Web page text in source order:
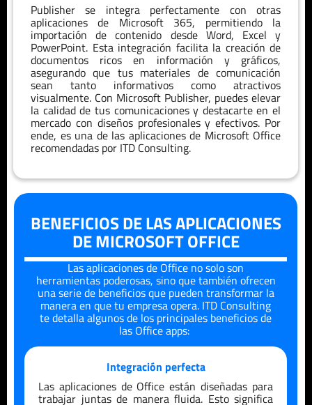
Publisher se integra perfectamente con otras
aplicaciones de Microsoft 365, permitiendo la
importación de contenido desde Word, Excel y
PowerPoint. Esta integración facilita la creación de
documentos ricos en información y gráficos,
asegurando que tus materiales de comunicación
sean tanto informativos como atractivos
visualmente. Con Microsoft Publisher, puedes elevar
la calidad de tus comunicaciones y destacarte en el
mercado con diseños profesionales y efectivos. Por
ende, es una de las aplicaciones de Microsoft Office
recomendadas por ITD Consulting.
BENEFICIOS DE LAS APLICACIONES
DE MICROSOFT OFFICE
Las aplicaciones de Office no solo son
herramientas poderosas, sino que también ofrecen
una serie de beneficios que pueden transformar la
manera en que tu empresa opera. ITD Consulting
te detalla algunos de los principales beneficios de
las Office apps:
Integración perfecta
Las aplicaciones de Office están diseñadas para
trabajar juntas de manera fluida. Esto significa